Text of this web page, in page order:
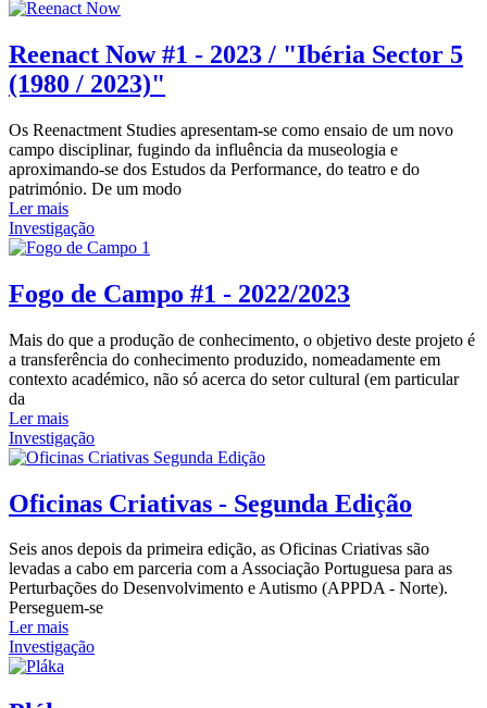
Reenact Now #1 - 2023 / "Ibéria Sector 5
(1980 / 2023)"
Os Reenactment Studies apresentam-se como ensaio de um novo
campo disciplinar, fugindo da influência da museologia e
aproximando-se dos Estudos da Performance, do teatro e do
património. De um modo
Ler mais
Investigação
Fogo de Campo #1 - 2022/2023
Mais do que a produção de conhecimento, o objetivo deste projeto é
a transferência do conhecimento produzido, nomeadamente em
contexto académico, não só acerca do setor cultural (em particular
da
Ler mais
Investigação
Oficinas Criativas - Segunda Edição
Seis anos depois da primeira edição, as Oficinas Criativas são
levadas a cabo em parceria com a Associação Portuguesa para as
Perturbações do Desenvolvimento e Autismo (APPDA - Norte).
Perseguem-se
Ler mais
Investigação